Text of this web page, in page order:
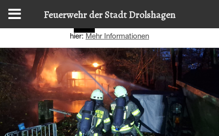
Diese Website nutzt Cookies, um bestmögliche Funktionalität
hier: Mehr Informationen
Feuerwehr der Stadt Drolshagen